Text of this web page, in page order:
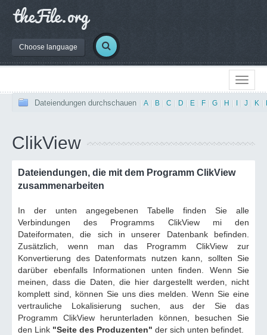
Choose language
Dateiendungen durchschauen A B C D E F G H J K
ClikView
Dateiendungen, die mit dem Programm ClikView
zusammenarbeiten
In der unten angegebenen Tabelle finden Sie alle
Verbindungen des Programms ClikView mi den
Dateiformaten, die sich in unserer Datenbank befinden.
Zusätzlich, wenn man das Programm ClikView zur
Konvertierung des Datenformats nutzen kann, sollten Sie
darüber ebenfalls Informationen unten finden. Wenn Sie
meinen, dass die Daten, die hier dargestellt werden, nicht
komplett sind, können Sie uns dies melden. Wenn Sie eine
vertrauliche Lokalisierung suchen, aus der Sie das
Programm ClikView herunterladen können, besuchen Sie
den Link "Seite des Produzenten" der sich unten befindet.